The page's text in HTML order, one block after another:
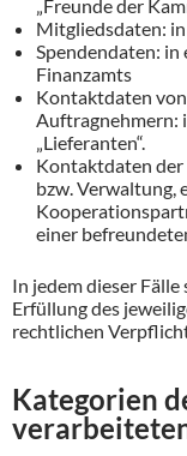
„Freunde der
Mitgliedsdaten:
Spendendaten: in
Finanzamts
Kontaktdaten
„Lieferanten“.
Kontaktdaten
bzw. Verwaltung,
einer
In jedem dieser
Erfüllung des
rechtlichen
Kategorien